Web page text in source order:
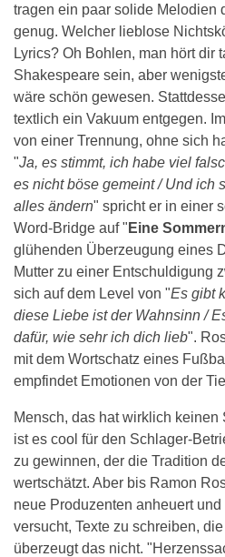
tragen ein paar solide Melodien
genug. Welcher lieblose
Lyrics? Oh Bohlen, man hört dir
Shakespeare sein, aber
wäre schön gewesen.
textlich ein Vakuum entgegen.
von einer Trennung, ohne sich
"Ja, es stimmt, ich habe viel
es nicht böse gemeint / Und ich
alles ändern" spricht er in einer
Word-Bridge auf " Eine
glühenden Überzeugung eines
Mutter zu einer Entschuldigung
sich auf dem Level von "Es gibt
diese Liebe ist der Wahnsinn /
dafür, wie sehr ich dich lieb".
mit dem Wortschatz eines
empfindet Emotionen von der
Mensch, das hat wirklich
ist es cool für den Schlager-
zu gewinnen, der die Tradition
wertschätzt. Aber bis Ramon
neue Produzenten anheuert
versucht, Texte zu schreiben,
überzeugt das nicht.